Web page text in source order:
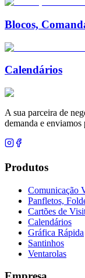
Blocos,
Calendários
A sua parceira de
demanda e enviamos
Produtos
Comunicação
Panfletos,
Cartões de
Calendários
Gráfica Rápida
Santinhos
Ventarolas